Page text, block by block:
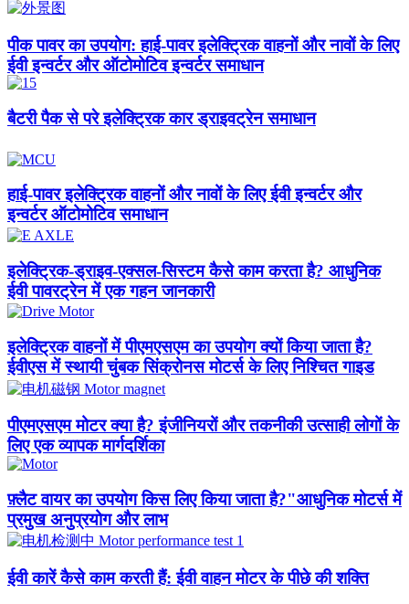
पीक पावर का उपयोग: हाई-पावर इलेक्ट्रिक वाहनों और नावों के लिए
ईवी इन्वर्टर और ऑटोमोटिव इन्वर्टर समाधान​
बैटरी पैक से परे इलेक्ट्रिक कार ड्राइवट्रेन समाधान
हाई-पावर इलेक्ट्रिक वाहनों और नावों के लिए ईवी इन्वर्टर और
इन्वर्टर ऑटोमोटिव समाधान
इलेक्ट्रिक-ड्राइव-एक्सल-सिस्टम कैसे काम करता है? आधुनिक
ईवी पावरट्रेन में एक गहन जानकारी
इलेक्ट्रिक वाहनों में पीएमएसएम का उपयोग क्यों किया जाता है?
ईवीएस में स्थायी चुंबक सिंक्रोनस मोटर्स के लिए निश्चित गाइड
पीएमएसएम मोटर क्या है? इंजीनियरों और तकनीकी उत्साही लोगों के
लिए एक व्यापक मार्गदर्शिका
फ़्लैट वायर का उपयोग किस लिए किया जाता है?"आधुनिक मोटर्स में
प्रमुख अनुप्रयोग और लाभ
ईवी कारें कैसे काम करती हैं: ईवी वाहन मोटर के पीछे की शक्ति